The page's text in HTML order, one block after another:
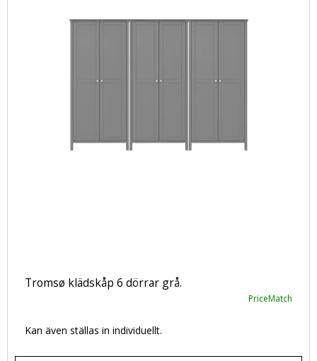
Tromsø klädskåp 6 dörrar grå.
PriceMatch
Kan även ställas in individuellt.